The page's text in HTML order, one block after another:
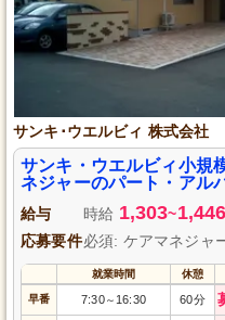
サンキ･ウエルビィ 株式会社
サンキ・ウエルビィ小規
ネジャーのパート・アル
給与 時給 1,303~1,446
応募要件必須: ケアマネジャ
就業時間 休憩
早番 7:30～ 16:30 60分